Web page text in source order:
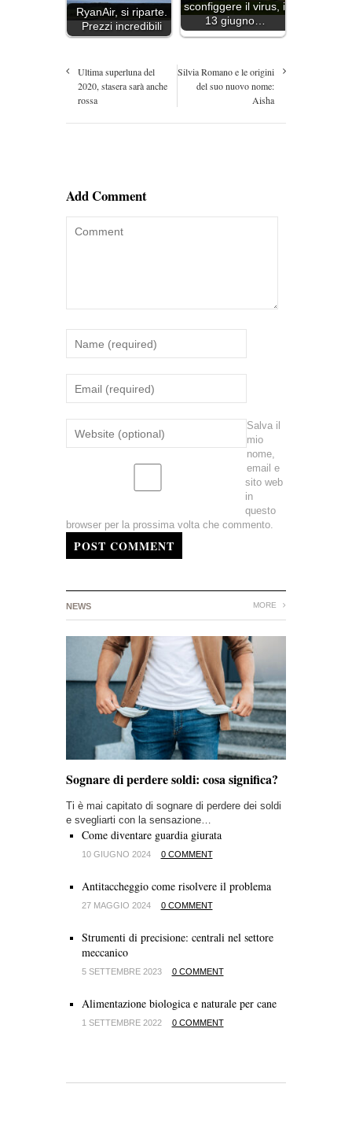
RyanAir, si riparte.
Prezzi incredibili
sconfiggere il virus, il
13 giugno…
Ultima superluna del
2020, stasera sarà anche
rossa
Silvia Romano e le origini
del suo nuovo nome:
Aisha
Add Comment
Salva il
mio
nome,
email e
sito web
in
questo
browser per la prossima volta che commento.
POST COMMENT
NEWS MORE
Sognare di perdere soldi: cosa significa?
Ti è mai capitato di sognare di perdere dei soldi
e svegliarti con la sensazione…
Come diventare guardia giurata
10 GIUGNO 2024 0 COMMENT
Antitaccheggio come risolvere il problema
27 MAGGIO 2024 0 COMMENT
Strumenti di precisione: centrali nel settore
meccanico
5 SETTEMBRE 2023 0 COMMENT
Alimentazione biologica e naturale per cane
1 SETTEMBRE 2022 0 COMMENT